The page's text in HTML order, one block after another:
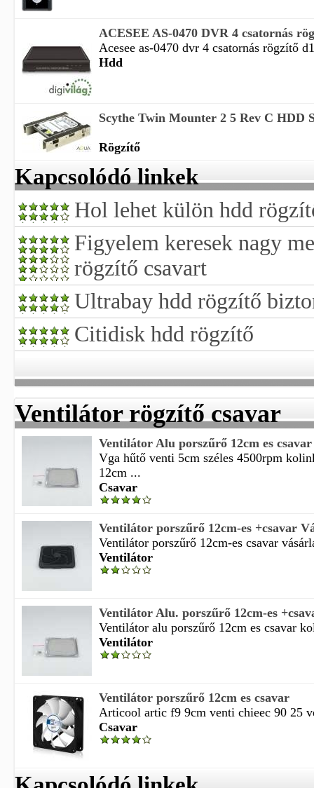
ACESEE AS-0470 DVR 4 csatornás
Acesee as-0470 dvr 4 csatornás rögzítő
Hdd
Scythe Twin Mounter 2 5 Rev C HDD
Rögzítő
Kapcsolódó linkek
Hol lehet külön hdd
Figyelem keresek nagy
rögzítő csavart
Ultrabay hdd rögzítő
Citidisk hdd rögzítő
Ventilátor rögzítő csavar
Ventilátor Alu porszűrő 12cm es csavar
Vga hűtő venti 5cm széles 4500rpm
12cm ...
Csavar
Ventilátor porszűrő 12cm-es +csavar
Ventilátor porszűrő 12cm-es csavar
Ventilátor
Ventilátor Alu. porszűrő 12cm-es
Ventilátor alu porszűrő 12cm es csavar
Ventilátor
Ventilátor porszűrő 12cm es csavar
Articool artic f9 9cm venti chieec 90 25
Csavar